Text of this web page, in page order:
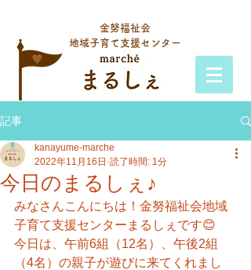
金努福祉会
地域子育て支援センター
記事
今日のまるしぇ♪
kanayume-marche
2022年11月16日 読了時間: 1分
みなさんこんにちは！金努福祉会地域
子育て支援センターまるしぇです😊
今日は、午前6組（12名）、午後2組
（4名）の親子が遊びに来てくれまし